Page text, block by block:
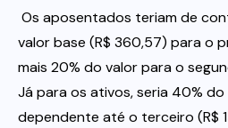
 Os aposentados teriam de
valor base (R$ 360,57) para o
mais 20% do valor para o
Já para os ativos, seria 40%
dependente até o terceiro (R$